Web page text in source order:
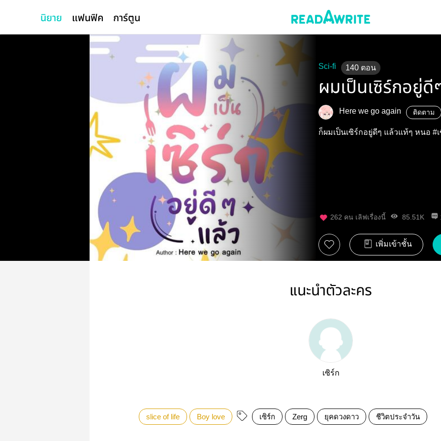
นิยาย แฟนฟิค การ์ตูน
Sci-fi 140 ตอน
ผมเป็นเซิร์กอยู่ดี
Here we go again ติดตาม
ก็ผมเป็นเซิร์กอยู่ดีๆ แล้วแท้ๆ หนอ #
262 คน เลิฟเรื่องนี้ 85.51K
เพิ่มเข้าชั้น
แนะนำตัวละคร
เซิร์ก
slice of life Boy love เซิร์ก Zerg ยุคดวงดาว ชีวิตประจำวัน